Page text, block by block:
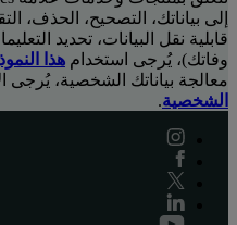
إلى بياناتك، التصحيح، الحذف،
قابلية نقل البيانات، تحديد
وفاتك)، يُرجى استخدام هذا
معالجة بياناتك الشخصية، يُرجى
الشخصية.